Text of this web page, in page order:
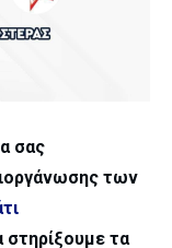
σας
των
στηρίξουμε τα